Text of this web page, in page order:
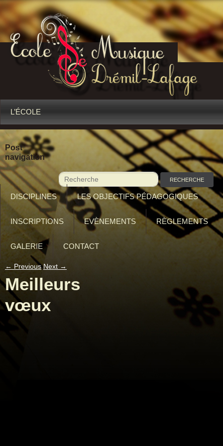
L’ÉCOLE
DISCIPLINES LES OBJECTIFS PÉDAGOGIQUES
INSCRIPTIONS EVÈNEMENTS RÈGLEMENTS
GALERIE CONTACT
Post
navigation
← Previous Next →
Meilleurs
vœux